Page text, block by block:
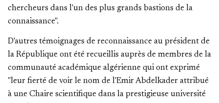
chercheurs dans l'un des plus grands bastions de la
connaissance".
D'autres témoignages de reconnaissance au président de
la République ont été recueillis auprès de membres de la
communauté académique algérienne qui ont exprimé
"leur fierté de voir le nom de l'Emir Abdelkader attribué
à une Chaire scientifique dans la prestigieuse université